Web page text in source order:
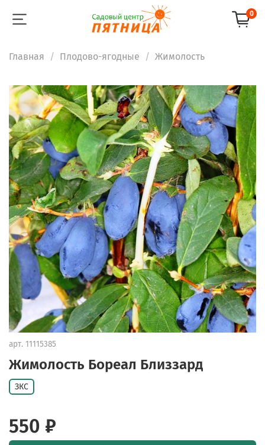
0
Главная Плодово-ягодные Жимолость
арт. 11115385
Жимолость Бореал Близзард
ЗКС
550 ₽